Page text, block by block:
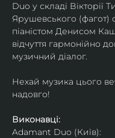
Duo у складі Вікторії
Ярушевського (фагот)
піаністом Денисом
відчуття гармонійно
музичний діалог.
Нехай музика цього
надовго!
Виконавці:
Adamant Duo (Київ):